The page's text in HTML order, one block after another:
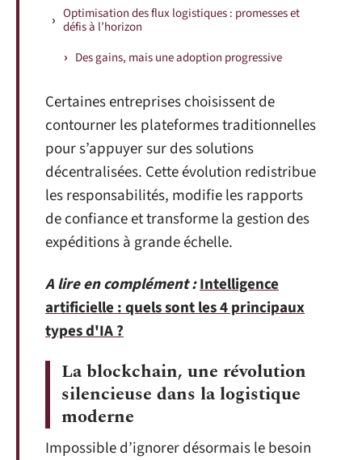
Optimisation des flux logistiques : promesses et
défis à l’horizon
Des gains, mais une adoption progressive
Certaines entreprises choisissent de
contourner les plateformes traditionnelles
pour s’appuyer sur des solutions
décentralisées. Cette évolution redistribue
les responsabilités, modifie les rapports
de confiance et transforme la gestion des
expéditions à grande échelle.
A lire en complément :Intelligence
artificielle : quels sont les 4 principaux
types d'IA ?
La blockchain, une révolution
silencieuse dans la logistique
moderne
Impossible d’ignorer désormais le besoin